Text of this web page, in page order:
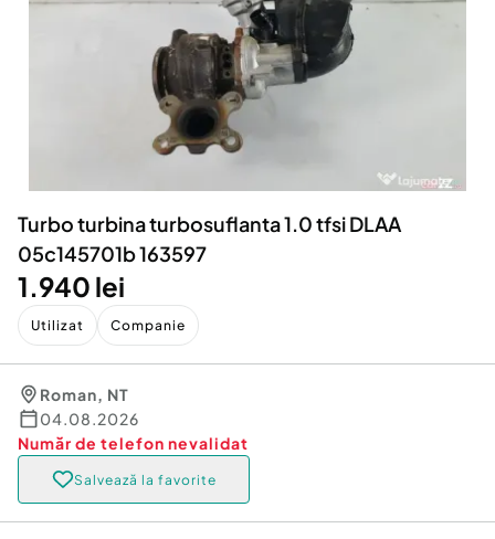
Animale de companie
Afaceri și echipamente profesionale
Inchiriere Bunuri si Vehicule
Utilaje agricole si industriale
Piese auto si accesorii
Turbo turbina turbosuflanta 1.0 tfsi DLAA
05c145701b 163597
1.940 lei
Utilizat Companie
Roman, NT
04.08.2026
Număr de telefon nevalidat
Salvează la favorite